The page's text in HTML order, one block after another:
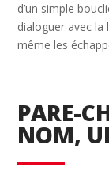
d’un simple
dialoguer avec la
même les
PARE-
NOM,